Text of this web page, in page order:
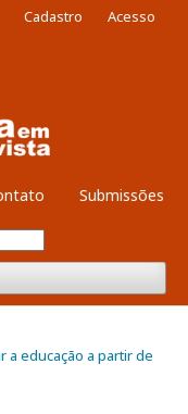
Submissões
Cadastro Acesso
a educação a partir de